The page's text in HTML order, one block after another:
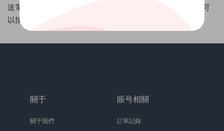
送電子郵件、新聞或推送通知。如您不希望收到這些信息，可
以按照我們的相關提示，在設備上選擇取消訂閱。
關于
關于我們
賬号相關
訂單記錄